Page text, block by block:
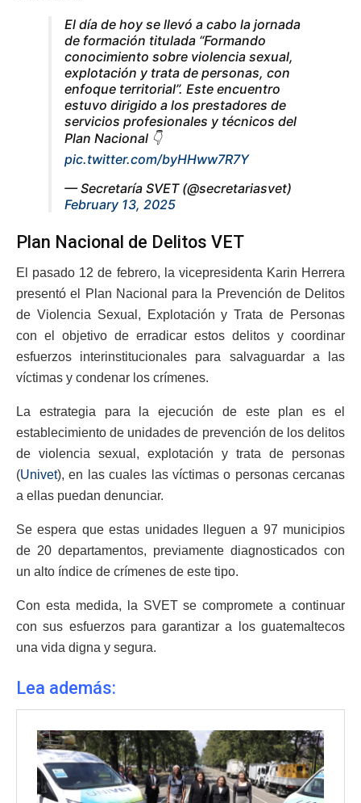
El día de hoy se llevó a cabo la jornada
de formación titulada “Formando
conocimiento sobre violencia sexual,
explotación y trata de personas, con
enfoque territorial”. Este encuentro
estuvo dirigido a los prestadores de
servicios profesionales y técnicos del
Plan Nacional 👇
pic.twitter.com/byHHww7R7Y
— Secretaría SVET (@secretariasvet)
February 13, 2025
Plan Nacional de Delitos VET
El pasado 12 de febrero, la vicepresidenta Karin Herrera
presentó el Plan Nacional para la Prevención de Delitos
de Violencia Sexual, Explotación y Trata de Personas
con el objetivo de erradicar estos delitos y coordinar
esfuerzos interinstitucionales para salvaguardar a las
víctimas y condenar los crímenes.
La estrategia para la ejecución de este plan es el
establecimiento de unidades de prevención de los delitos
de violencia sexual, explotación y trata de personas
(Univet), en las cuales las víctimas o personas cercanas
a ellas puedan denunciar.
Se espera que estas unidades lleguen a 97 municipios
de 20 departamentos, previamente diagnosticados con
un alto índice de crímenes de este tipo.
Con esta medida, la SVET se compromete a continuar
con sus esfuerzos para garantizar a los guatemaltecos
una vida digna y segura.
Lea además: